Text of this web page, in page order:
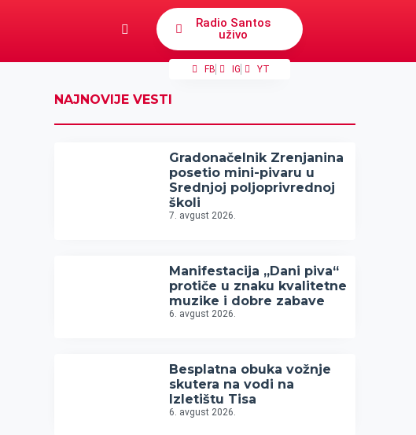
Radio Santos
uživo
FB IG YT
NAJNOVIJE VESTI
Gradonačelnik Zrenjanina
posetio mini-pivaru u
Srednjoj poljoprivrednoj
školi
7. avgust 2026.
Manifestacija „Dani piva“
protiče u znaku kvalitetne
muzike i dobre zabave
6. avgust 2026.
Besplatna obuka vožnje
skutera na vodi na
Izletištu Tisa
6. avgust 2026.